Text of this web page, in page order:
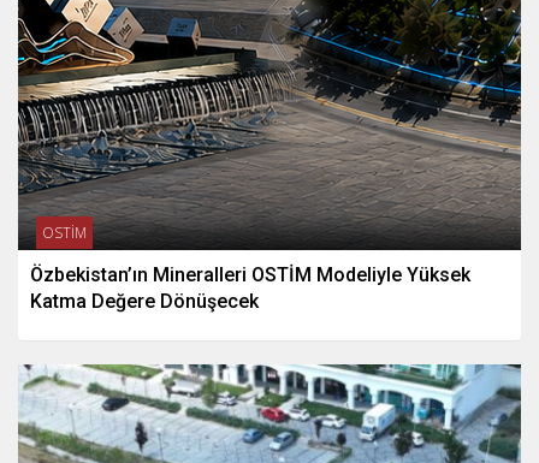
OSTİM
Özbekistan’ın Mineralleri OSTİM Modeliyle Yüksek
Katma Değere Dönüşecek